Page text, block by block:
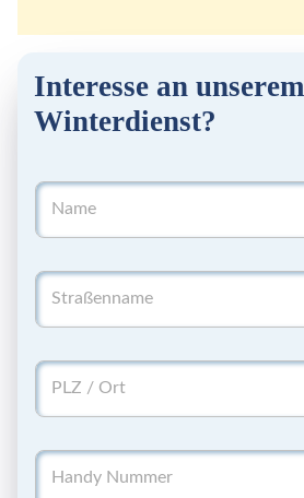
Interesse an unserem
Winterdienst?